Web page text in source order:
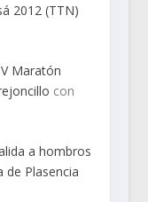
2012 (TTN)
Maratón
con
a hombros
de Plasencia